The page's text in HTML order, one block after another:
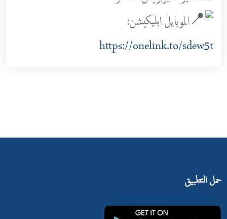
الموبايل ابليكيشن:
https://onelink.to/sdew5t
حمل التطبيق